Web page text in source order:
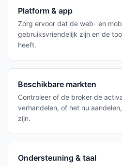
Platform & app
Zorg ervoor dat de web- en
gebruiksvriendelijk zijn en de
heeft.
Beschikbare markten
Controleer of de broker de
verhandelen, of het nu
zijn.
Ondersteuning & taal